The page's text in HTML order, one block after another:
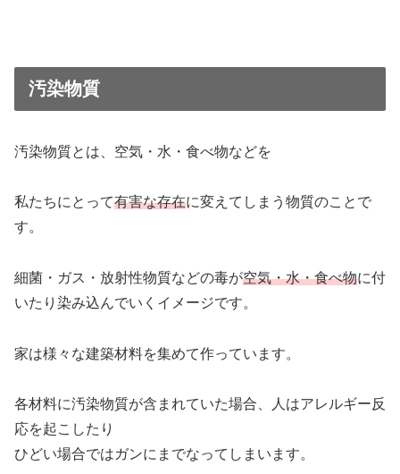
汚染物質
汚染物質とは、空気・水・食べ物などを
私たちにとって有害な存在に変えてしまう物質のことで
す。
細菌・ガス・放射性物質などの毒が空気・水・食べ物に付
いたり染み込んでいくイメージです。
家は様々な建築材料を集めて作っています。
各材料に汚染物質が含まれていた場合、人はアレルギー反
応を起こしたり
ひどい場合ではガンにまでなってしまいます。